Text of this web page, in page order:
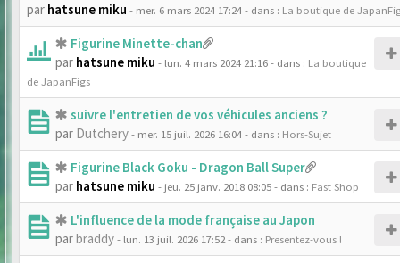
par hatsune miku - mer. 6 mars 2024 17:24- dans : La boutique de
Figurine Minette-chan
par hatsune miku - lun. 4 mars 2024 21:16- dans : La boutique
de JapanFigs
suivre l'entretien de vos véhicules anciens ?
par Dutchery- mer. 15 juil. 2026 16:04- dans : Hors-Sujet
Figurine Black Goku - Dragon Ball Super
par hatsune miku - jeu. 25 janv. 2018 08:05- dans : Fast Shop
L'influence de la mode française au Japon
parbraddy- lun. 13 juil. 2026 17:52- dans : Presentez-vous !